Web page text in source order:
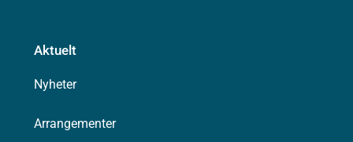
Aktuelt
Nyheter
Arrangementer